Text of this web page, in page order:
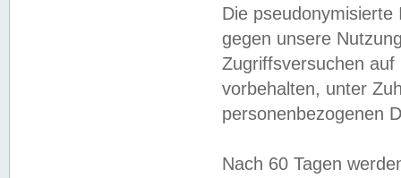
Die
gegen unsere
Zugriffsversuchen
vorbehalten, unter
personenbezogenen
Nach 60 Tagen